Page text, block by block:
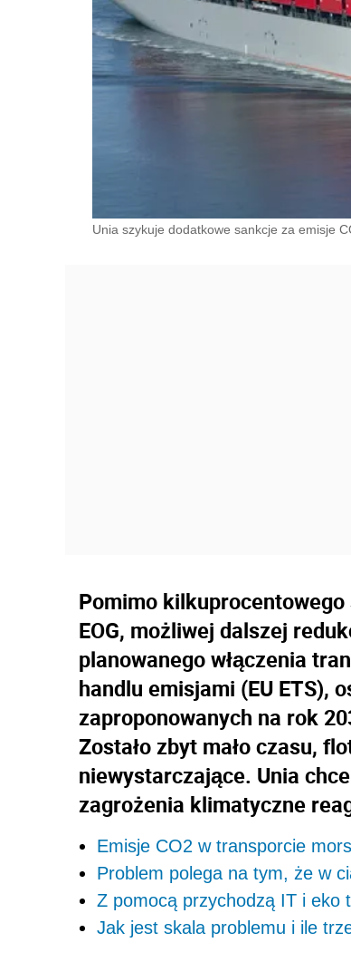
Unia szykuje dodatkowe sankcje za emisje
Pomimo
EOG, możliwej dalszej
planowanego włączenia
handlu emisjami (EU ETS),
zaproponowanych na rok
Zostało zbyt mało czasu,
niewystarczające. Unia
zagrożenia klimatyczne
Emisje CO2 w transporcie
Problem polega na tym, że w
Z pomocą przychodzą IT i eko
Jak jest skala problemu i ile